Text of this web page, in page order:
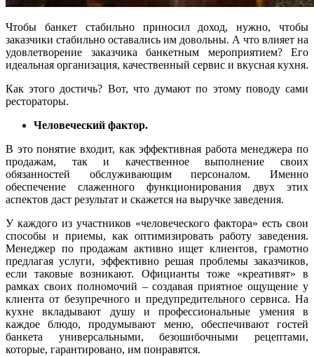
Чтобы банкет стабильно приносил доход, нужно, чтобы
заказчики стабильно оставались им довольны. А что влияет на
удовлетворение заказчика банкетным мероприятием? Его
идеальная организация, качественный сервис и вкусная кухня.
Как этого достичь? Вот, что думают по этому поводу сами
рестораторы.
Человеческий фактор.
В это понятие входит, как эффективная работа менеджера по
продажам, так и качественное выполнение своих
обязанностей обслуживающим персоналом. Именно
обеспечение слаженного функционирования двух этих
аспектов даст результат и скажется на выручке заведения.
У каждого из участников «человеческого фактора» есть свои
способы и приемы, как оптимизировать работу заведения.
Менеджер по продажам активно ищет клиентов, грамотно
предлагая услуги, эффективно решая проблемы заказчиков,
если таковые возникают. Официанты тоже «креативят» в
рамках своих полномочий – создавая приятное ощущение у
клиента от безупречного и предупредительного сервиса. На
кухне вкладывают душу и профессиональные умения в
каждое блюдо, продумывают меню, обеспечивают гостей
банкета универсальными, безошибочными рецептами,
которые, гарантировано, им понравятся.